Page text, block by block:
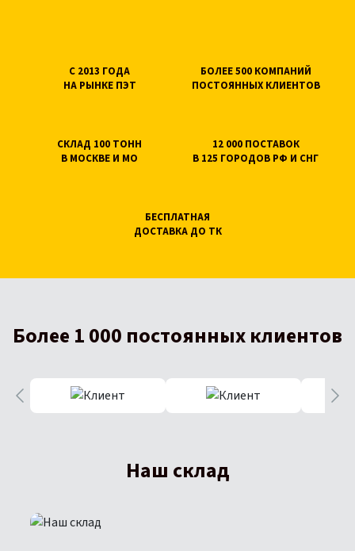
С 2013 ГОДА
НА РЫНКЕ ПЭТ
БОЛЕЕ 500 КОМПАНИЙ
ПОСТОЯННЫХ КЛИЕНТОВ
СКЛАД 100 ТОНН
В МОСКВЕ И МО
12 000 ПОСТАВОК
В 125 ГОРОДОВ РФ И СНГ
БЕСПЛАТНАЯ
ДОСТАВКА ДО ТК
Более 1 000 постоянных клиентов
Наш склад